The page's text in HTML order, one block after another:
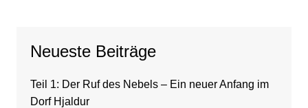
Neueste Beiträge
Teil 1: Der Ruf des Nebels – Ein neuer Anfang im
Dorf Hjaldur